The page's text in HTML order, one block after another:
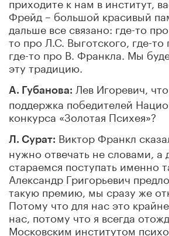
Фрейд – большой красивый
дальше все связано: где-то
то про Л.С. Выготского, где-то
где-то про В. Франкла. Мы
эту традицию.
А. Губанова: Лев Игоревич,
поддержка победителей
конкурса «Золотая Психея»?
Л. Сурат: Виктор Франкл
нужно отвечать не словами,
стараемся поступать именно
Александр Григорьевич
такую премию, мы сразу же
Потому что для нас это
нас, потому что я всегда
Московским институтом